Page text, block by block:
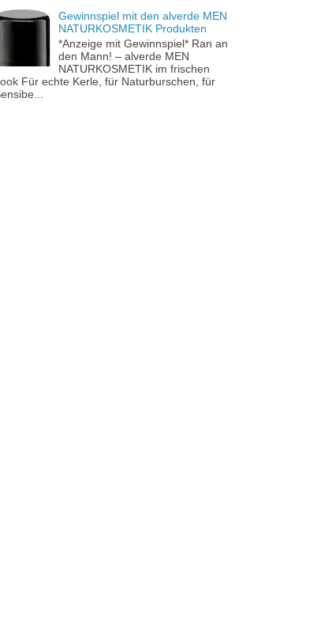
Gewinnspiel mit den alverde MEN
NATURKOSMETIK Produkten
*Anzeige mit Gewinnspiel* Ran an
den Mann! – alverde MEN
NATURKOSMETIK im frischen
Für echte Kerle, für Naturburschen, für